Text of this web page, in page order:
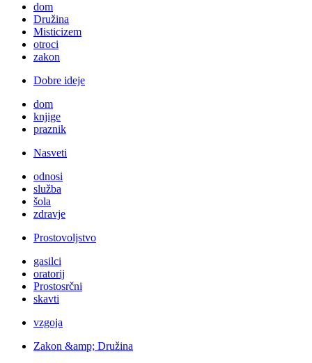
dom
Družina
Misticizem
otroci
zakon
Dobre ideje
dom
knjige
praznik
Nasveti
odnosi
služba
šola
zdravje
Prostovoljstvo
gasilci
oratorij
Prostosrčni
skavti
vzgoja
Zakon &amp; Družina